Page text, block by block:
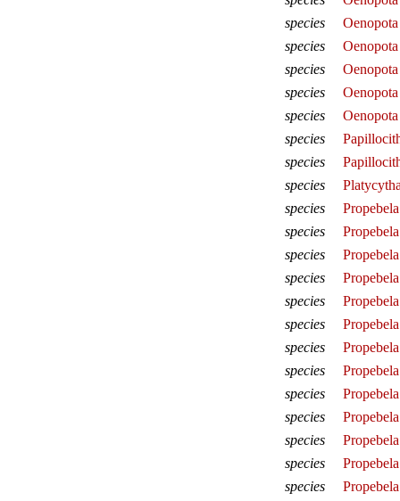
species
species
species
species
species
species
species
species
species
species
species
species
species
species
species
species
species
species
species
species
species